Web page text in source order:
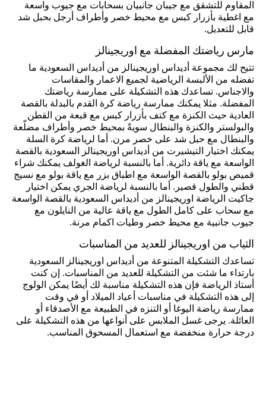
المقاوم للتشقق مع جيبان جانبيان بسحابات مع جيوب واسعة
مع اغطية بأزرار كبس مع محيط خصر وأطراف أرجل بحبل شد
قابل للتعديل.
مارس رياضتك المفضلة مع اوريجينالز
تتيح لك مجموعة أديداس اوريجينالز من أديداس السعودية ما
تفضله من الألبسة الرياضية لجميع الاعمار والمقاسات
والاجناس. تساعدك هذه التشكيلة على ممارسة رياضتك
المفضلة. مثلا يمكنك ممارسة رياضة كرة القدم بالبدلة بالقصة
العادية حيث الكنزة مع كتف بأزرار كبس مع قبعة من القطن
والبولستر والكنزة والبنطال سويةً بمحيط خصر وأطراف مضلّعة
والبنطال مع حبل شد على خصر مرن. أما لرياضة كرة السلة
يمكنك اختيار التيشيرت من أديداس اوريجينالز السعودية بالقصة
الواسعة مع ياقة دائرية. أما بالنسبة لرياضة الغولف يمكنك شراء
قميص بولو بالقصة الواسعة مع اطباق بزر مع ياقة بولو مع نسيج
قطني والطول قصير. أما بالنسبة لرياضة الجري يمكن اختيار
جاكيت الرياضة اوريجينالز من أديداس السعودية بالقصة الواسعة
مع سحاب على كامل الطول مع ياقة عالية من النايلون مع
جيوب جانبية مع محيط خصر وطيات اكمام مرنة.
الثياب من اوريجينالز للعديد من المناسبات
تساعدك التشكيلة المتنوعة من أديداس اوريجينالز السعودية
بارتداء ما شئت من التشكيلة للعديد من المناسبات. إن كنت
أستاذ الرياضة فإن هذه التشكيلة مناسبة لك أيضًا يمكن الولوج
إلى هذه التشكيلة في مناسبات أعياد الميلاد أو في وقت
ممارسة رياضة اليوغا أو التنزه في الطبيعة مع الأصدقاء أو
العائلة. يرجى غسل الملابس على أنواعها من هذه التشكيلة على
درجة حرارة منخفضة مع استعمال المسحوق المناسب.